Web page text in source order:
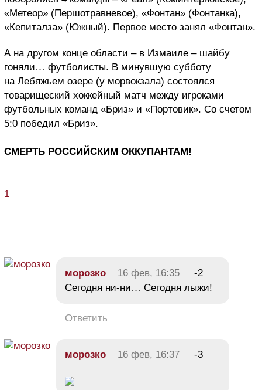
«Метеор» (Першотравневое), «Фонтан» (Фонтанка),
«Кепиталза» (Южный). Первое место занял «Фонтан».
А на другом конце области – в Измаиле – шайбу
гоняли… футболисты. В минувшую субботу
на Лебяжьем озере (у морвокзала) состоялся
товарищеский хоккейный матч между игроками
футбольных команд «Бриз» и «Портовик». Со счетом
5:0 победил «Бриз».
СМЕРТЬ РОССИЙСКИМ ОККУПАНТАМ!
1
морозко 16 фев, 16:35
-2
Сегодня ни-ни… Сегодня лыжи!
Ответить
морозко 16 фев, 16:37 -3